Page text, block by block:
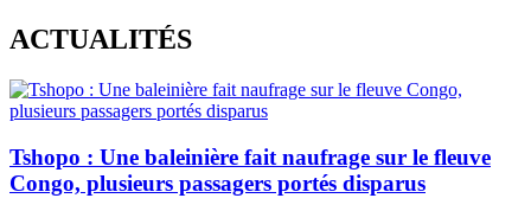
Skip
to
content
ACTUALITÉS
Tshopo : Une baleinière fait naufrage sur le fleuve
Congo, plusieurs passagers portés disparus